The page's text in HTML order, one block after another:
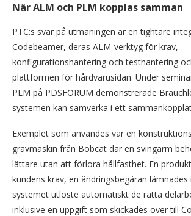
När ALM och PLM kopplas samman
PTC:s svar på utmaningen är en tightare
Codebeamer, deras ALM-verktyg för krav,
konfigurationshantering och testhantering
plattformen för hårdvarusidan. Under
PLM på PDSFORUM demonstrerade
systemen kan samverka i ett
Exemplet som användes var en
grävmaskin från Bobcat där en svingarm
lättare utan att förlora hållfasthet. En
kundens krav, en ändringsbegäran lämnades
systemet utlöste automatiskt de rätta
inklusive en uppgift som skickades över till